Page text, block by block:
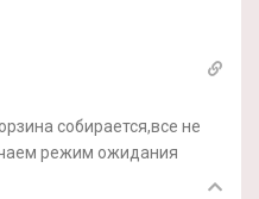
собирается,все не
режим ожидания